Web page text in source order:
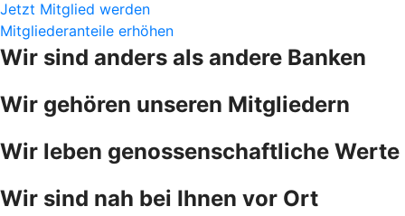
Jetzt Mitglied werden
Mitgliederanteile erhöhen
Wir sind anders als andere Banken
Wir gehören unseren Mitgliedern
Wir leben genossenschaftliche Werte
Wir sind nah bei Ihnen vor Ort